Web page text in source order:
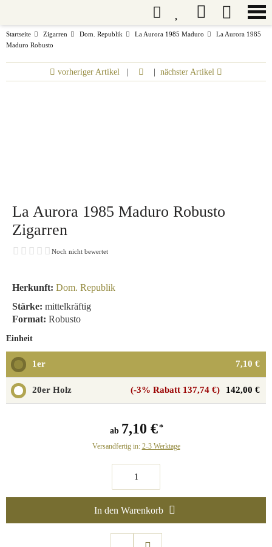
Startseite Zigarren Dom. Republik La Aurora 1985 Maduro
La Aurora 1985
Maduro Robusto
vorheriger Artikel | | nächster Artikel
La Aurora 1985 Maduro Robusto
Zigarren
Noch nicht bewertet
Herkunft: Dom. Republik
Stärke: mittelkräftig
Format: Robusto
Einheit
1er 7,10 €
20er Holz 142,00 €
(-3% Rabatt 137,74 €)
ab 7,10 €
Versandfertig in: 2-3 Werktage
In den Warenkorb